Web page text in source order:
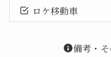
ロケ移動車
備考・